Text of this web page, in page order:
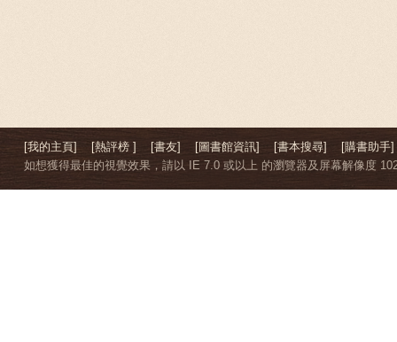
[我的主頁] [熱評榜 ] [書友] [圖書館資訊] [書本搜尋]
[購書助手]
如想獲得最佳的視覺效果，請以 IE 7.0 或以上 的瀏覽器及屏幕解像度